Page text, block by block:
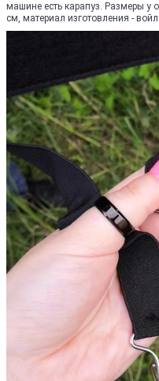
машине есть карапуз. Размеры у
см, материал изготовления -